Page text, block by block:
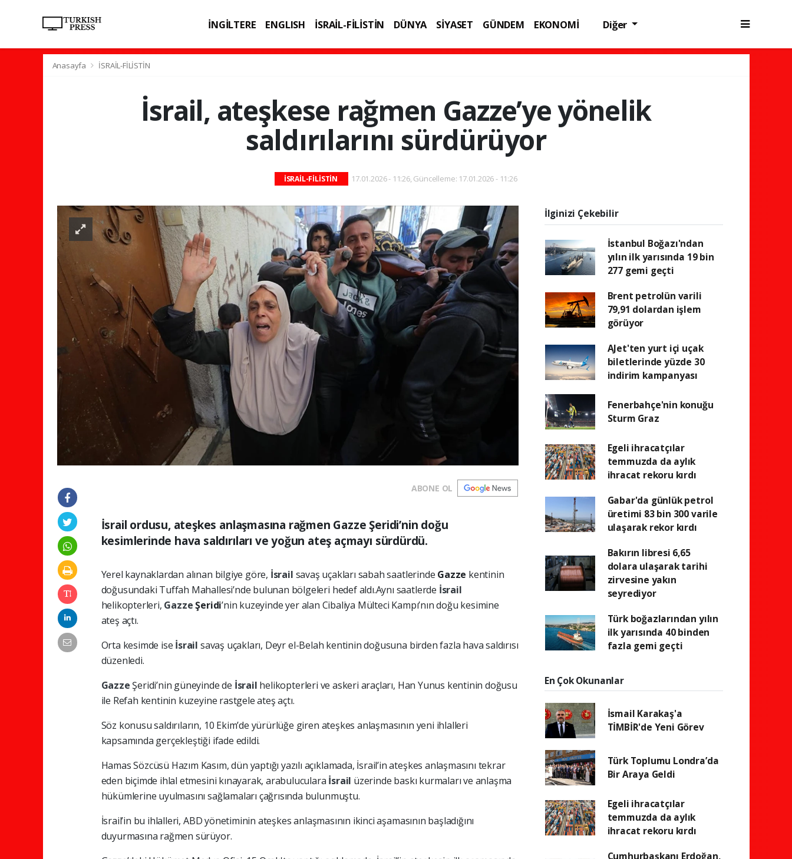
İNGİLTERE ENGLISH İSRAİL-FİLİSTİN DÜNYA SİYASET GÜNDEM
EKONOMİ
Diğer
Anasayfa İSRAİL-FİLİSTİN
İsrail, ateşkese rağmen Gazze’ye yönelik
saldırılarını sürdürüyor
İSRAİL-FİLİSTİN 17.01.2026 - 11:26, Güncelleme: 17.01.2026 - 11:26
ABONE OL
İsrail ordusu, ateşkes anlaşmasına rağmen Gazze Şeridi’nin doğu
kesimlerinde hava saldırıları ve yoğun ateş açmayı sürdürdü.
Yerel kaynaklardan alınan bilgiye göre, İsrail savaş uçakları sabah saatlerinde Gazze kentinin
doğusundaki Tuffah Mahallesi’nde bulunan bölgeleri hedef aldı.Aynı saatlerde İsrail
helikopterleri, GazzeŞeridi’nin kuzeyinde yer alan Cibaliya Mülteci Kampı’nın doğu kesimine
ateş açtı.
Orta kesimde ise İsrail savaş uçakları, Deyr el-Belah kentinin doğusuna birden fazla hava saldırısı
düzenledi.
GazzeŞeridi’nin güneyinde de İsrail helikopterleri ve askeri araçları, Han Yunus kentinin doğusu
ile Refah kentinin kuzeyine rastgele ateş açtı.
Söz konusu saldırıların, 10 Ekim’de yürürlüğe giren ateşkes anlaşmasının yeni ihlalleri
kapsamında gerçekleştiği ifade edildi.
Hamas Sözcüsü Hazım Kasım, dün yaptığı yazılı açıklamada, İsrail’in ateşkes anlaşmasını tekrar
eden biçimde ihlal etmesini kınayarak, arabuluculara İsrail üzerinde baskı kurmaları ve anlaşma
hükümlerine uyulmasını sağlamaları çağrısında bulunmuştu.
İsrail’in bu ihlalleri, ABD yönetiminin ateşkes anlaşmasının ikinci aşamasının başladığını
duyurmasına rağmen sürüyor.
İlginizi Çekebilir
İstanbul Boğazı'ndan
yılın ilk yarısında 19 bin
277 gemi geçti
Brent petrolün varili
79,91 dolardan işlem
görüyor
AJet'ten yurt içi uçak
biletlerinde yüzde 30
indirim kampanyası
Fenerbahçe'nin konuğu
Sturm Graz
Egeli ihracatçılar
temmuzda da aylık
ihracat rekoru kırdı
Gabar'da günlük petrol
üretimi 83 bin 300 varile
ulaşarak rekor kırdı
Bakırın libresi 6,65
dolara ulaşarak tarihi
zirvesine yakın
seyrediyor
Türk boğazlarından yılın
ilk yarısında 40 binden
fazla gemi geçti
En Çok Okunanlar
İsmail Karakaş'a
TİMBİR'de Yeni Görev
Türk Toplumu Londra’da
Bir Araya Geldi
Egeli ihracatçılar
temmuzda da aylık
ihracat rekoru kırdı
Cumhurbaşkanı Erdoğan,